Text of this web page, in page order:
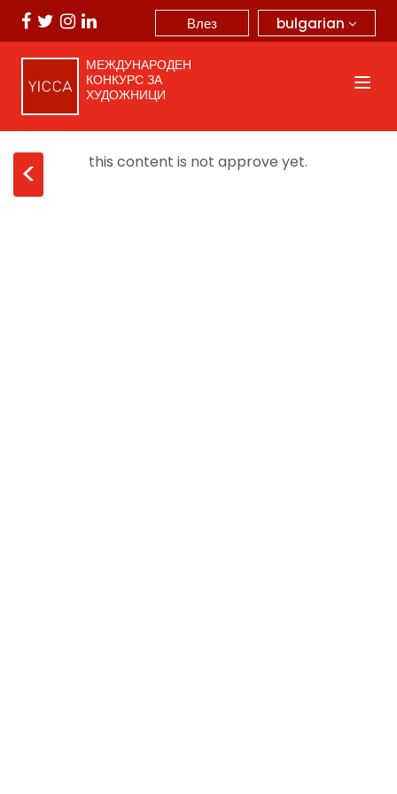
bulgarian
Влез
МЕЖДУНАРОДЕН
КОНКУРС ЗА
ХУДОЖНИЦИ
< this content is not approve yet.